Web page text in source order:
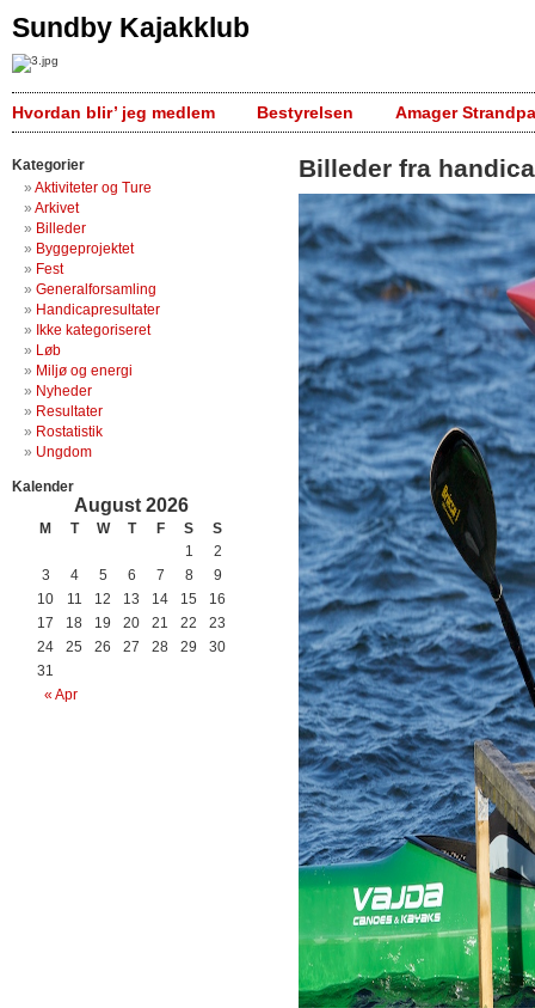
Sundby Kajakklub
Hvordan blir’ jeg medlem Bestyrelsen Amager
Kategorier
Aktiviteter og Ture
Arkivet
Billeder
Byggeprojektet
Fest
Generalforsamling
Handicapresultater
Ikke kategoriseret
Løb
Miljø og energi
Nyheder
Resultater
Rostatistik
Ungdom
Kalender
August 2026
M T W T F S S
« Apr
1
2
3
4 5 6 7 8
9
10
11 12 13 14 15
16
17
18 19 20 21 22
23
24
25 26 27 28 29
30
31
Billeder fra